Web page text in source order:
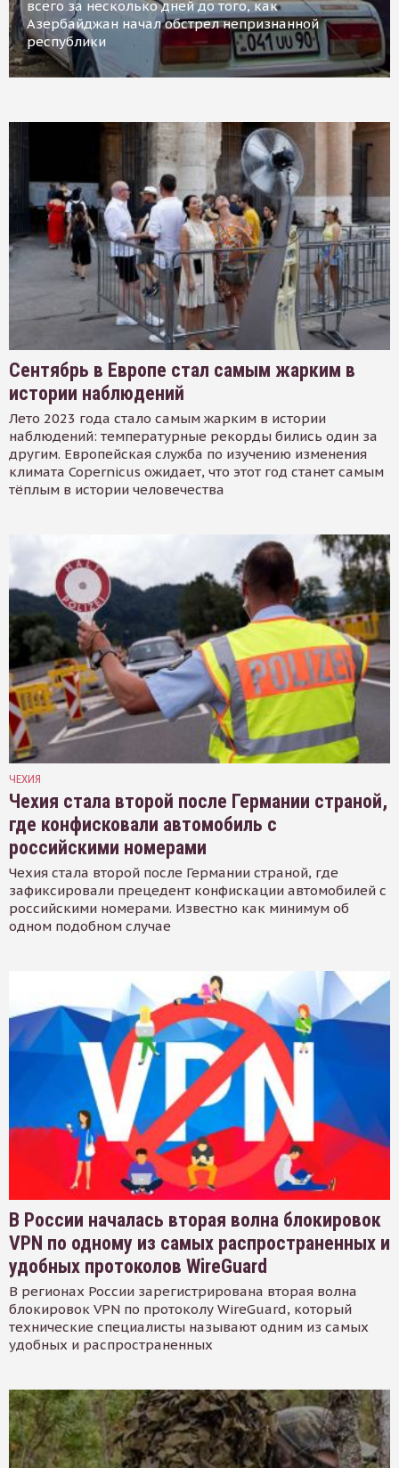
всего за несколько дней до того, как
Азербайджан начал обстрел непризнанной
республики
Сентябрь в Европе стал самым жарким в
истории наблюдений
Лето 2023 года стало самым жарким в истории
наблюдений: температурные рекорды бились один за
другим. Европейская служба по изучению изменения
климата Copernicus ожидает, что этот год станет самым
тёплым в истории человечества
ЧЕХИЯ
Чехия стала второй после Германии страной,
где конфисковали автомобиль с
российскими номерами
Чехия стала второй после Германии страной, где
зафиксировали прецедент конфискации автомобилей с
российскими номерами. Известно как минимум об
одном подобном случае
В России началась вторая волна блокировок
VPN по одному из самых распространенных и
удобных протоколов WireGuard
В регионах России зарегистрирована вторая волна
блокировок VPN по протоколу WireGuard, который
технические специалисты называют одним из самых
удобных и распространенных